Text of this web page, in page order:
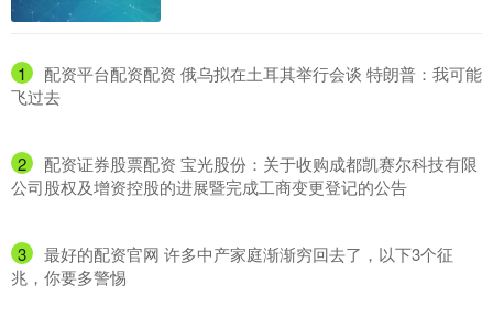
1
​配资平台配资配资 俄乌拟在土耳其举行会谈 特朗普：我可能
飞过去
2
​配资证券股票配资 宝光股份：关于收购成都凯赛尔科技有限
公司股权及增资控股的进展暨完成工商变更登记的公告
3
​最好的配资官网 许多中产家庭渐渐穷回去了，以下3个征
兆，你要多警惕